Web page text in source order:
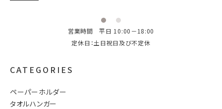
CATEGORIES
ペーパーホルダー
タオルハンガー
営業時間 平日 10:00－18:00
定休日：土日祝日及び不定休